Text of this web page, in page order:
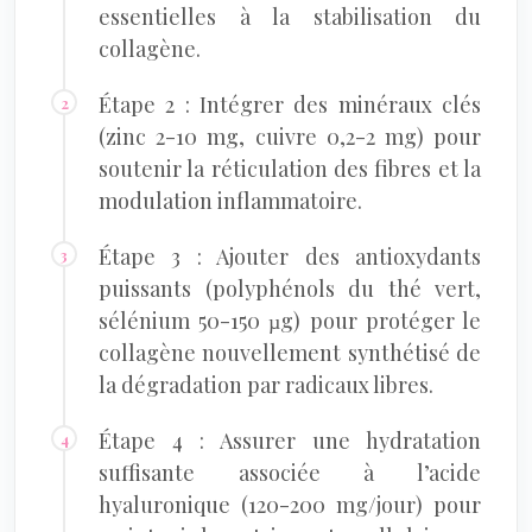
essentielles à la stabilisation du
collagène.
Étape 2 : Intégrer des minéraux clés
(zinc 2-10 mg, cuivre 0,2-2 mg) pour
soutenir la réticulation des fibres et la
modulation inflammatoire.
Étape 3 : Ajouter des antioxydants
puissants (polyphénols du thé vert,
sélénium 50-150 µg) pour protéger le
collagène nouvellement synthétisé de
la dégradation par radicaux libres.
Étape 4 : Assurer une hydratation
suffisante associée à l’acide
hyaluronique (120-200 mg/jour) pour